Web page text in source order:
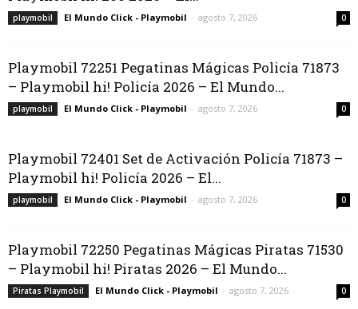
playmobil El Mundo Click - Playmobil - agosto 7, 2026 0
Playmobil 72251 Pegatinas Mágicas Policía 71873
– Playmobil hi! Policía 2026 – El Mundo...
playmobil El Mundo Click - Playmobil - agosto 7, 2026 0
Playmobil 72401 Set de Activación Policía 71873 –
Playmobil hi! Policía 2026 – El...
playmobil El Mundo Click - Playmobil - agosto 7, 2026 0
Playmobil 72250 Pegatinas Mágicas Piratas 71530
– Playmobil hi! Piratas 2026 – El Mundo...
Piratas Playmobil El Mundo Click - Playmobil - agosto 7, 2026 0